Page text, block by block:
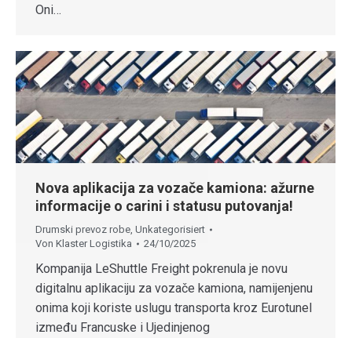
Oni…
Nova aplikacija za vozače kamiona: ažurne
informacije o carini i statusu putovanja!
Drumski prevoz robe Unkategorisiert
Von Klaster Logistika 24/10/2025
Kompanija LeShuttle Freight pokrenula je novu
digitalnu aplikaciju za vozače kamiona, namijenjenu
onima koji koriste uslugu transporta kroz Eurotunel
između Francuske i Ujedinjenog